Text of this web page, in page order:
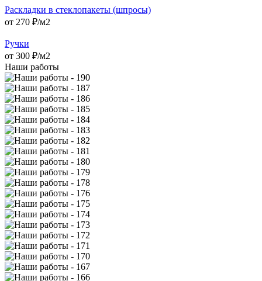
Раскладки в стеклопакеты (шпросы)
от 270 ₽/м2
Ручки
от 300 ₽/м2
Наши работы